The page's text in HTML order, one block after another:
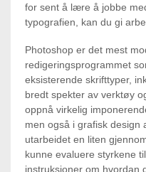
for sent å lære å jobbe
typografien, kan du gi
Photoshop er det mest
redigeringsprogrammet
eksisterende skrifttyper,
bredt spekter av verktøy
oppnå virkelig
men også i grafisk design
utarbeidet en liten
kunne evaluere styrkene
instruksjoner om hvordan